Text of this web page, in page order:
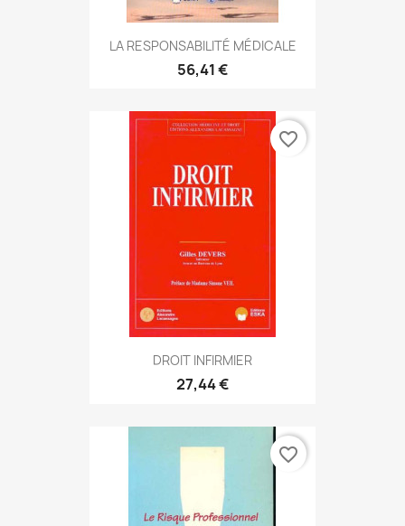
LA RESPONSABILITÉ MÉDICALE
56,41 €
DROIT INFIRMIER
27,44 €
favorite_border
favorite_border